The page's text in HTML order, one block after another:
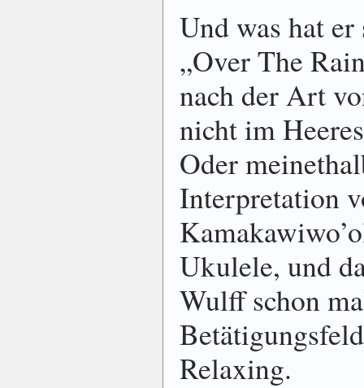
Und was hat
„Over The
nach der Art
nicht im
Oder
Interpretation
Ukulele, und
Wulff schon
Relaxing.